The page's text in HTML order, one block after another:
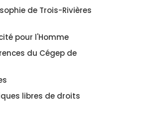
de Trois-Rivières
pour l'Homme
du Cégep de
libres de droits